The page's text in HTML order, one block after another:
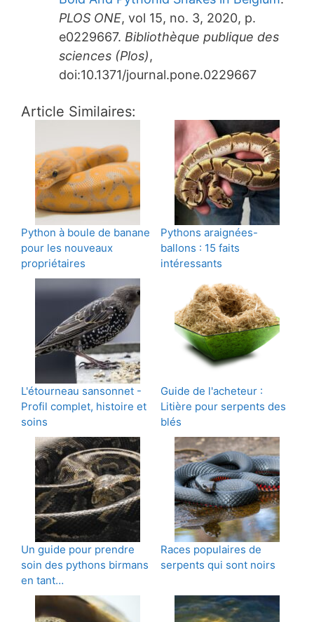
PLOS ONE, vol 15, no. 3, 2020, p.
e0229667. Bibliothèque publique des
sciences (Plos),
doi:10.1371/journal.pone.0229667
Article Similaires:
Python à boule de banane
pour les nouveaux
propriétaires
Pythons araignées-
ballons : 15 faits
intéressants
L'étourneau sansonnet -
Profil complet, histoire et
soins
Guide de l'acheteur :
Litière pour serpents des
blés
Un guide pour prendre
soin des pythons birmans
en tant…
Races populaires de
serpents qui sont noirs